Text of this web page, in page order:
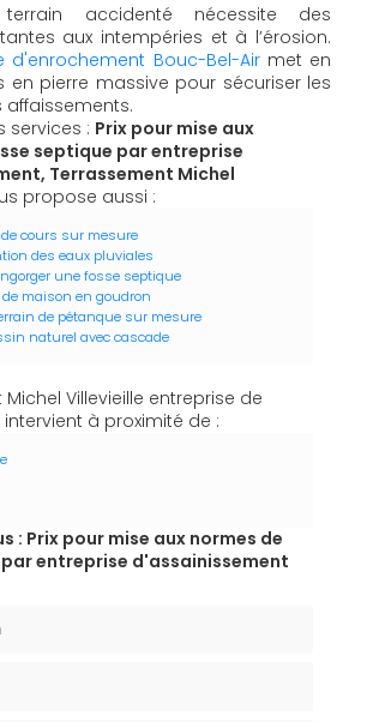
accidenté nécessite des
aux intempéries et à l’érosion.
d'enrochement Bouc-Bel-Airmet en
en pierre massive pour sécuriser les
affaissements.
services : Prix pour mise aux
septique par entreprise
Terrassement Michel
propose aussi :
cours sur mesure
des eaux pluviales
une fosse septique
maison en goudron
de pétanque sur mesure
naturel avec cascade
Villevieille entreprise de
à proximité de :
: Prix pour mise aux normes de
entreprise d'assainissement